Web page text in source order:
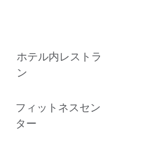
ホテル内レストラ
ン
フィットネスセン
ター